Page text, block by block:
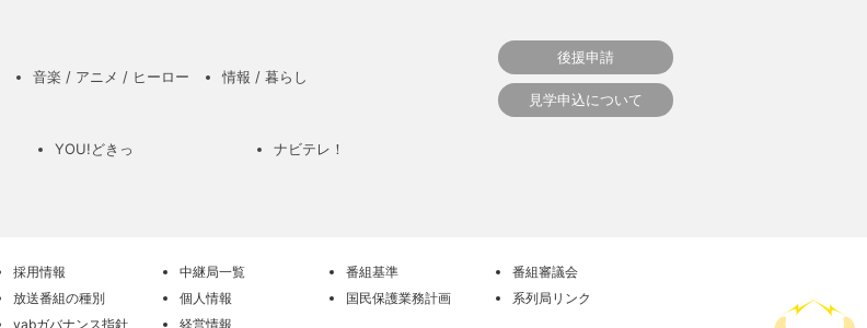
音楽 / アニメ / ヒーロー 情報 / 暮らし
YOU!どきっ
ナビテレ！
後援申請
見学申込について
採用情報 中継局一覧 番組基準
番組審議会
放送番組の種別 個人情報 国民保護業務計画
系列局リンク
yabガバナンス指針 経営情報